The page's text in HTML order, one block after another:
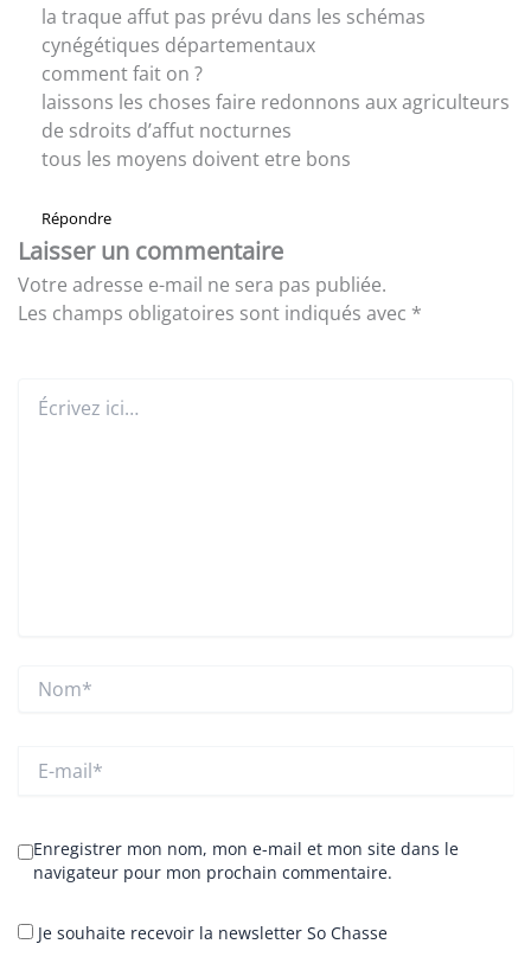
la traque affut pas prévu dans les schémas
cynégétiques départementaux
comment fait on ?
laissons les choses faire redonnons aux agriculteurs
de sdroits d’affut nocturnes
tous les moyens doivent etre bons
Répondre
Laisser un commentaire
Votre adresse e-mail ne sera pas publiée.
Les champs obligatoires sont indiqués avec *
ici…
mail*
Enregistrer mon nom, mon e-mail et mon site dans le
navigateur pour mon prochain commentaire.
Je souhaite recevoir la newsletter So Chasse